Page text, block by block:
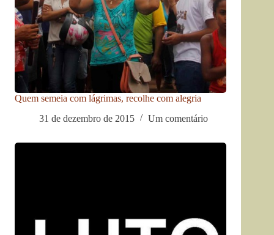
Quem semeia com lágrimas, recolhe com alegria
31 de dezembro de 2015
Um comentário